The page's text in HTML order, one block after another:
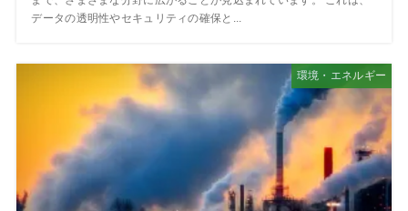
データの透明性やセキュリティの確保と...
環境・エネルギー